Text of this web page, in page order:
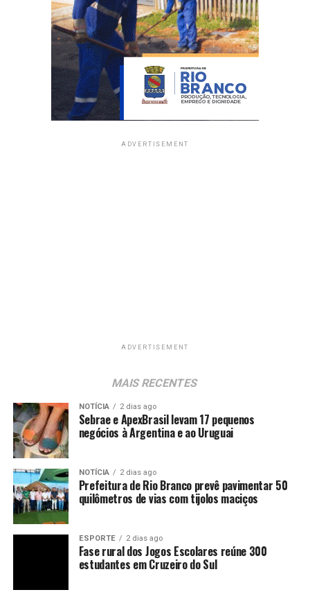
ADVERTISEMENT
ADVERTISEMENT
MAIS RECENTES
NOTÍCIA 2 dias ago
Sebrae e ApexBrasil levam 17 pequenos
negócios à Argentina e ao Uruguai
NOTÍCIA 2 dias ago
Prefeitura de Rio Branco prevê pavimentar 50
quilômetros de vias com tijolos maciços
ESPORTE 2 dias ago
Fase rural dos Jogos Escolares reúne 300
estudantes em Cruzeiro do Sul